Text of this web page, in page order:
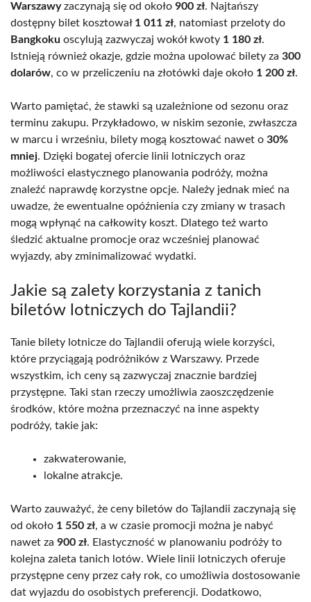
Warszawyzaczynają się od około 900 zł. Najtańszy
dostępny bilet kosztował 1 011 zł, natomiast przeloty do
Bangkoku oscylują zazwyczaj wokół kwoty 1 180 zł.
Istnieją również okazje, gdzie można upolować bilety za 300
dolarów, co w przeliczeniu na złotówki daje około 1 200 zł.
Warto pamiętać, że stawki są uzależnione od sezonu oraz
terminu zakupu. Przykładowo, w niskim sezonie, zwłaszcza
w marcu i wrześniu, bilety mogą kosztować nawet o 30%
mniej. Dzięki bogatej ofercie linii lotniczych oraz
możliwości elastycznego planowania podróży, można
znaleźć naprawdę korzystne opcje. Należy jednak mieć na
uwadze, że ewentualne opóźnienia czy zmiany w trasach
mogą wpłynąć na całkowity koszt. Dlatego też warto
śledzić aktualne promocje oraz wcześniej planować
wyjazdy, aby zminimalizować wydatki.
Jakie są zalety korzystania z tanich
biletów lotniczych do Tajlandii?
Tanie bilety lotnicze do Tajlandii oferują wiele korzyści,
które przyciągają podróżników z Warszawy. Przede
wszystkim, ich ceny są zazwyczaj znacznie bardziej
przystępne. Taki stan rzeczy umożliwia zaoszczędzenie
środków, które można przeznaczyć na inne aspekty
podróży, takie jak:
zakwaterowanie,
lokalne atrakcje.
Warto zauważyć, że ceny biletów do Tajlandii zaczynają się
od około 1 550 zł, a w czasie promocji można je nabyć
nawet za 900 zł. Elastyczność w planowaniu podróży to
kolejna zaleta tanich lotów. Wiele linii lotniczych oferuje
przystępne ceny przez cały rok, co umożliwia dostosowanie
dat wyjazdu do osobistych preferencji. Dodatkowo,